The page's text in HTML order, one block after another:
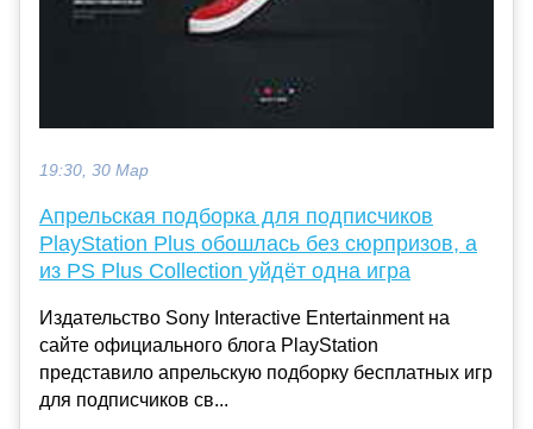
19:30, 30 Мар
Апрельская подборка для подписчиков
PlayStation Plus обошлась без сюрпризов, а
из PS Plus Collection уйдёт одна игра
Издательство Sony Interactive Entertainment на
сайте официального блога PlayStation
представило апрельскую подборку бесплатных игр
для подписчиков св...